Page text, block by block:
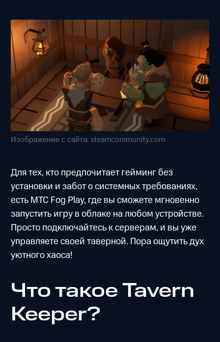
Изображение с сайта: steamcommunity.com
Для тех, кто предпочитает гейминг без
установки и забот о системных требованиях,
есть МТС Fog Play, где вы сможете мгновенно
запустить игру в облаке на любом устройстве.
Просто подключайтесь к серверам, и вы уже
управляете своей таверной. Пора ощутить дух
уютного хаоса!
Что такое Tavern
Keeper?